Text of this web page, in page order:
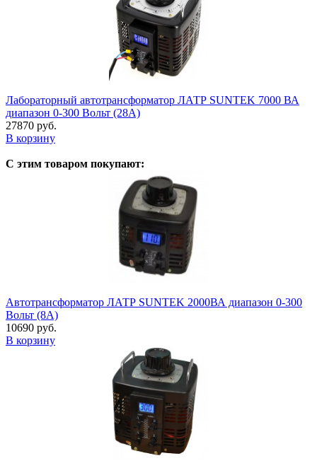
Лабораторный автотрансформатор ЛАТР SUNTEK 7000 ВА
диапазон 0-300 Вольт (28А)
27870 руб.
В корзину
С этим товаром покупают:
Автотрансформатор ЛАТР SUNTEK 2000ВА диапазон 0-300
Вольт (8А)
10690 руб.
В корзину